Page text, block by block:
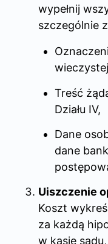
wypełnij
szczególnie
Treść
Działu IV,
Dane
dane
Uiszczenie
Koszt
za każdą
w kasie